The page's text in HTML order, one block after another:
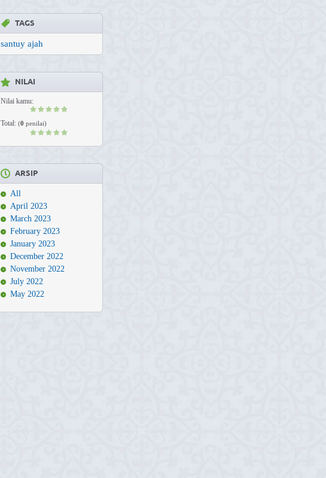
TAGS
santuy ajah
NILAI
Nilai kamu:
Total: (0 penilai)
ARSIP
All
April 2023
March 2023
February 2023
January 2023
December 2022
November 2022
July 2022
May 2022